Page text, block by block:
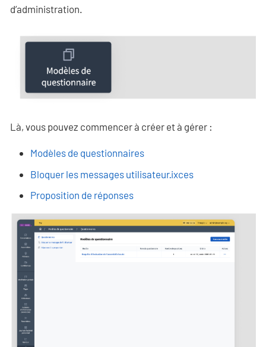
d’administration.
Là, vous pouvez commencer à créer et à gérer :
Modèles de questionnaires
Bloquer les messages utilisateur·ixces
Proposition de réponses